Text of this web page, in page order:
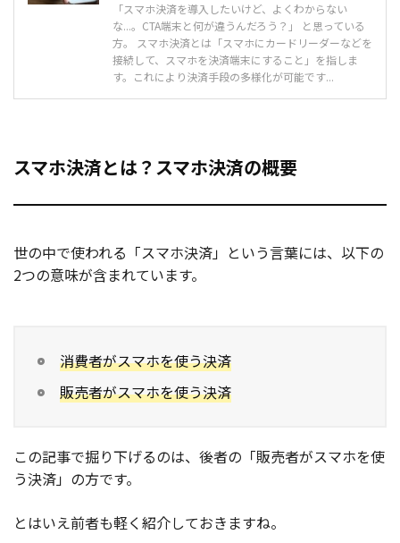
「スマホ決済を導入したいけど、よくわからない
な...。CTA端末と何が違うんだろう？」 と思っている
方。 スマホ決済とは「スマホにカードリーダーなどを
接続して、スマホを決済端末にすること」を指しま
す。これにより決済手段の多様化が可能です...
スマホ決済とは？スマホ決済の概要
世の中で使われる「スマホ決済」という言葉には、以下の
2つの意味が含まれています。
消費者がスマホを使う決済
販売者がスマホを使う決済
この記事で掘り下げるのは、後者の「販売者がスマホを使
う決済」の方です。
とはいえ前者も軽く紹介しておきますね。